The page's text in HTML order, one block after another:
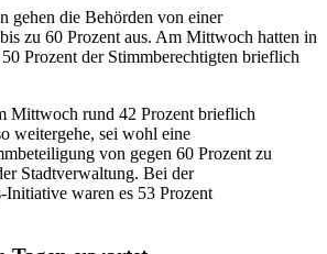
gehen die Behörden von einer
zu 60 Prozent aus. Am Mittwoch hatten in
Prozent der Stimmberechtigten brieflich
Mittwoch rund 42 Prozent brieflich
weitergehe, sei wohl eine
von gegen 60 Prozent zu
Stadtverwaltung. Bei der
Initiative waren es 53 Prozent